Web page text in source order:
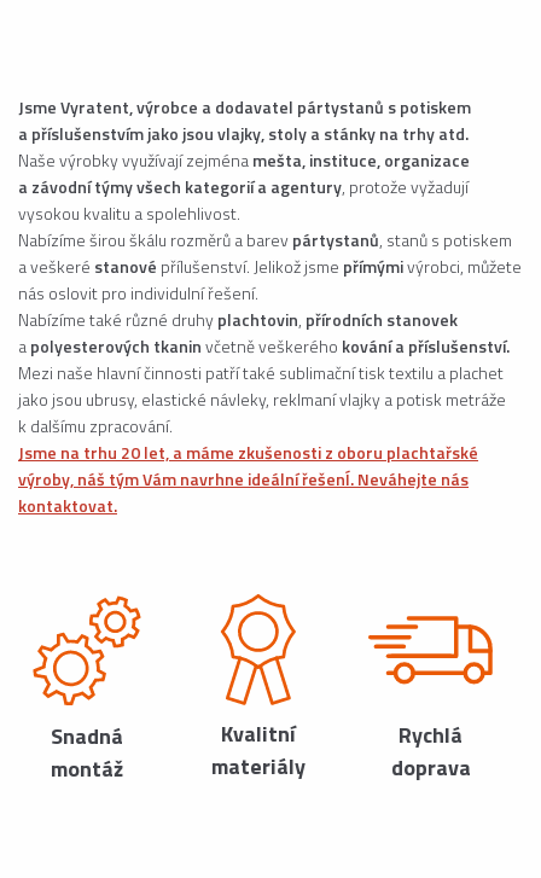
Jsme Vyratent, výrobce a dodavatel pártystanů s potiskem
a příslušenstvím jako jsou vlajky, stoly a stánky na trhy atd.
Naše výrobky využívají zejménamešta, instituce, organizace
a závodní týmy všech kategorií a agentury, protože vyžadují
vysokou kvalitu a spolehlivost.
Nabízíme širou škálu rozměrů a barevpártystanů, stanů s potiskem
a veškeré stanové přílušenství. Jelikož jsme přímýmivýrobci, můžete
nás oslovit pro individulní řešení.
Nabízíme také různé druhyplachtovin, přírodních stanovek
apolyesterových tkaninvčetně veškerého kování a příslušenství.
Mezi naše hlavní činnosti patří také sublimační tisk textilu a plachet
jako jsou ubrusy, elastické návleky, reklmaní vlajky a potisk metráže
k dalšímu zpracování.
Jsme na trhu 20 let, a máme zkušenosti z oboru plachtařské
výroby, náš tým Vám navrhne ideální řešenÍ. Neváhejte nás
kontaktovat.
Snadná
montáž
Kvalitní
materiály
Rychlá
doprava